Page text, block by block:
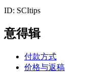
ID: SCItips
意得辑
付款方式
价格与返稿